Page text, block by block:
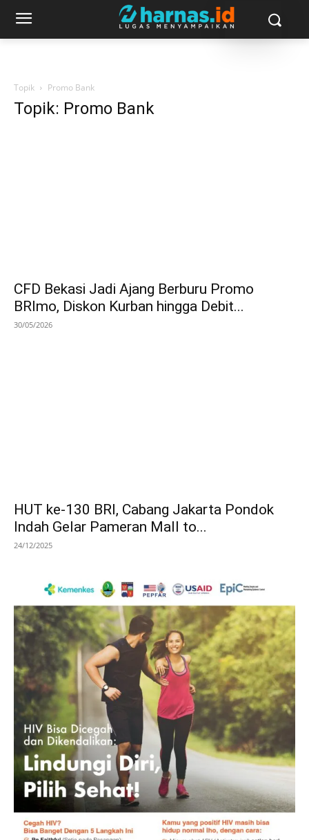
Topik Promo Bank
Topik: Promo Bank
CFD Bekasi Jadi Ajang Berburu Promo
BRImo, Diskon Kurban hingga Debit...
30/05/2026
HUT ke-130 BRI, Cabang Jakarta Pondok
Indah Gelar Pameran Mall to...
24/12/2025